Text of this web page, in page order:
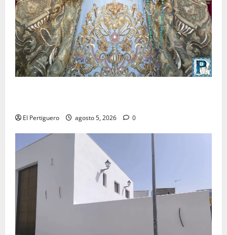
El Pertiguero agosto 5, 2026 0